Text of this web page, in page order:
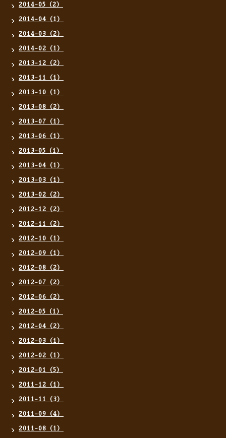
2014-05（2）
2014-04（1）
2014-03（2）
2014-02（1）
2013-12（2）
2013-11（1）
2013-10（1）
2013-08（2）
2013-07（1）
2013-06（1）
2013-05（1）
2013-04（1）
2013-03（1）
2013-02（2）
2012-12（2）
2012-11（2）
2012-10（1）
2012-09（1）
2012-08（2）
2012-07（2）
2012-06（2）
2012-05（1）
2012-04（2）
2012-03（1）
2012-02（1）
2012-01（5）
2011-12（1）
2011-11（3）
2011-09（4）
2011-08（1）